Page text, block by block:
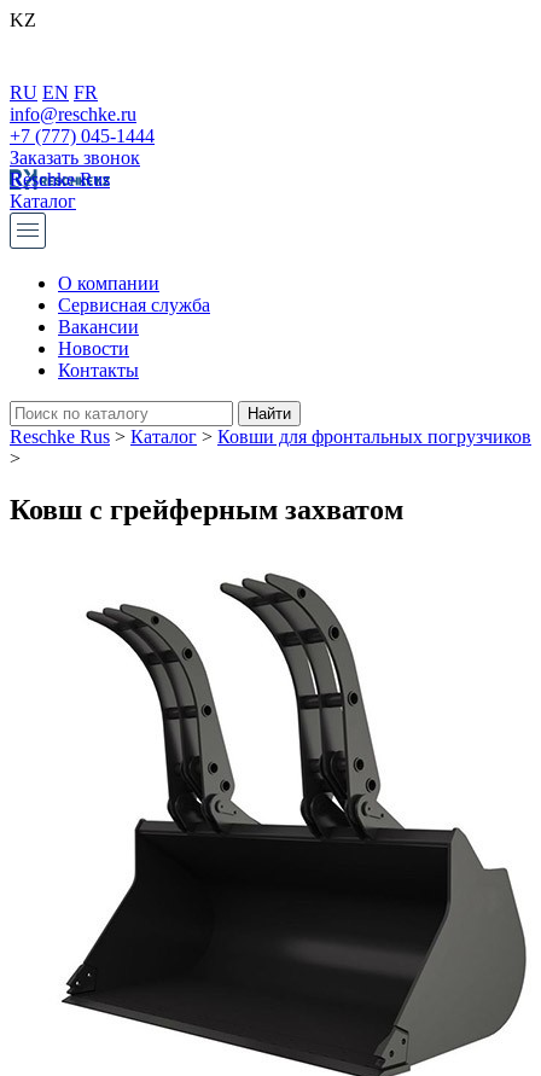
KZ
RU EN FR
info@reschke.ru
+7 (777) 045-1444
Заказать звонок
Reschke Rus
Каталог
О компании
Сервисная служба
Вакансии
Новости
Контакты
Reschke Rus > Каталог > Ковши для фронтальных погрузчиков
>
Ковш с грейферным захватом